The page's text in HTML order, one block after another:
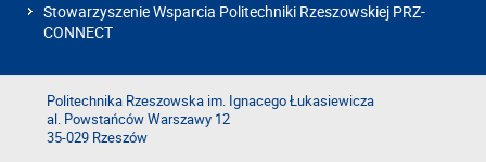
Stowarzyszenie Wsparcia Politechniki Rzeszowskiej PRZ-
CONNECT
Politechnika Rzeszowska im. Ignacego Łukasiewicza
al. Powstańców Warszawy 12
35-029 Rzeszów